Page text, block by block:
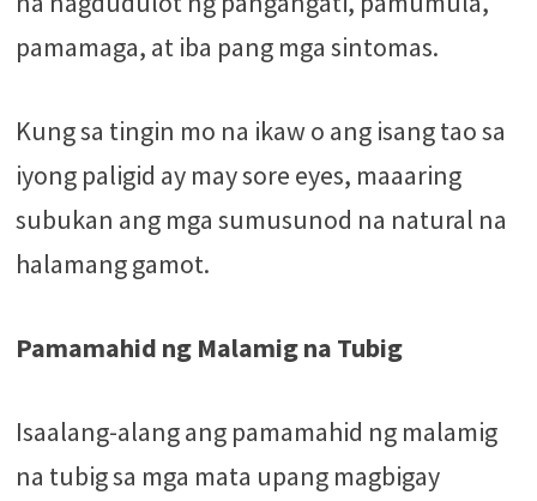
pamamaga, at iba pang mga sintomas.
Kung sa tingin mo na ikaw o ang isang tao sa
iyong paligid ay may sore eyes, maaaring
subukan ang mga sumusunod na natural na
halamang gamot.
Pamamahid ng Malamig na Tubig
Isaalang-alang ang pamamahid ng malamig
na tubig sa mga mata upang magbigay